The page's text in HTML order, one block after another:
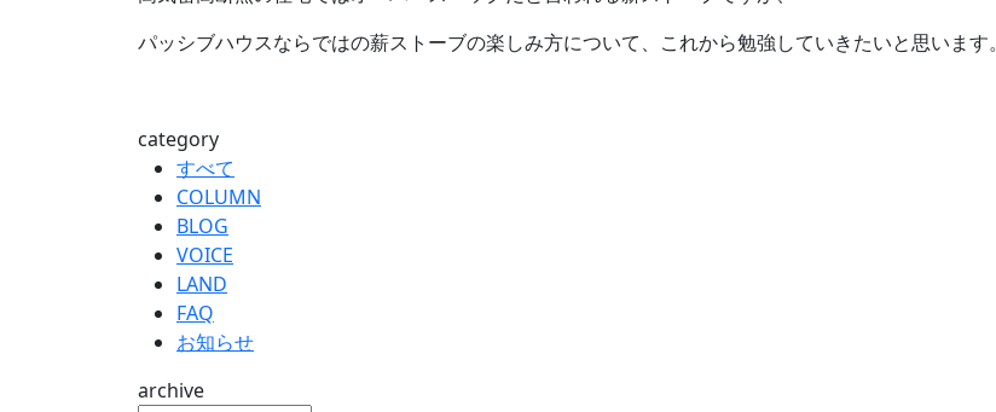
パッシブハウスならではの薪ストーブの楽しみ方について、これから勉強していきたいと思います。
category
すべて
COLUMN
BLOG
VOICE
LAND
FAQ
お知らせ
archive